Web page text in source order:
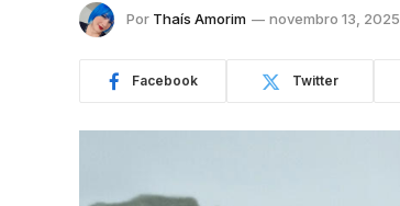
Por Thaís Amorim novembro 13, 2025
Facebook Twitter